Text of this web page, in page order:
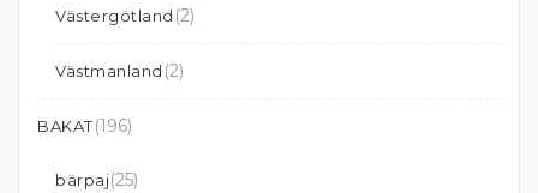
Västergötland (2)
Västmanland (2)
BAKAT(196)
bärpaj(25)